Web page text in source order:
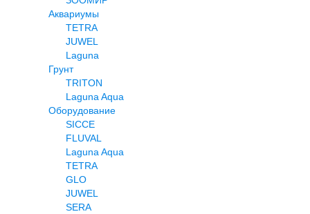
Аквариумы
TETRA
JUWEL
Laguna
Грунт
TRITON
Laguna Aqua
Оборудование
SICCE
FLUVAL
Laguna Aqua
TETRA
GLO
JUWEL
SERA